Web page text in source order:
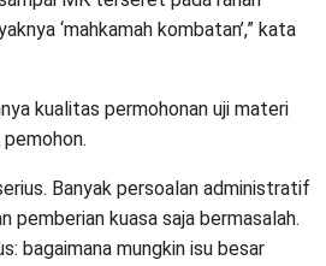
‘mahkamah kombatan’,” kata
kualitas permohonan uji materi
Banyak persoalan administratif
pemberian kuasa saja bermasalah.
bagaimana mungkin isu besar